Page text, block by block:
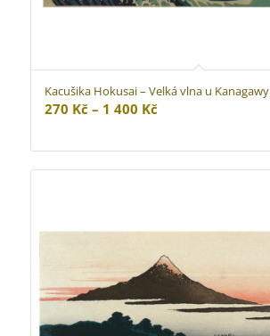
Kacušika Hokusai – Velká vlna u Kanagawy
270 Kč – 1 400 KčRozpětí
270 Kč
až